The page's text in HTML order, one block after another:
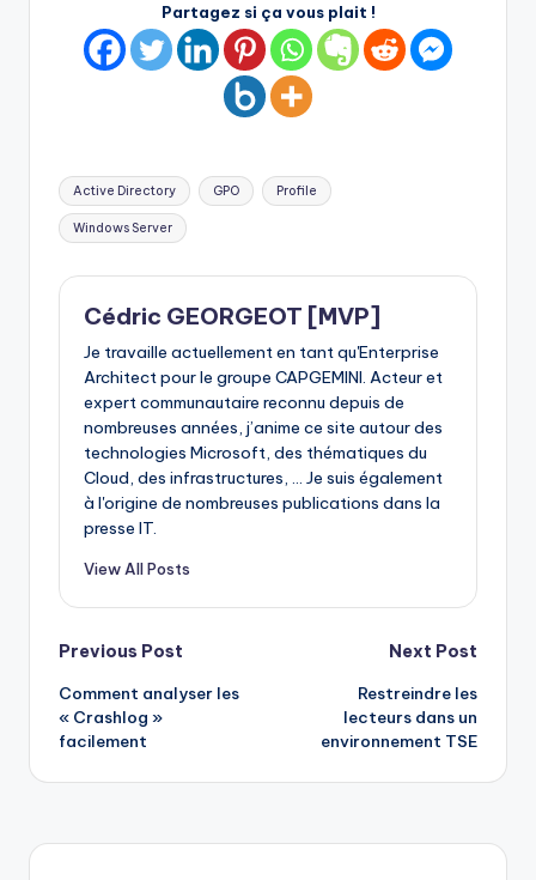
Partagez si ça vous plait !
Tags:
Active Directory GPO Profile
Windows Server
Cédric GEORGEOT [MVP]
Je travaille actuellement en tant qu'Enterprise
Architect pour le groupe CAPGEMINI. Acteur et
expert communautaire reconnu depuis de
nombreuses années, j’anime ce site autour des
technologies Microsoft, des thématiques du
Cloud, des infrastructures, ... Je suis également
à l'origine de nombreuses publications dans la
presse IT.
View All Posts
Post
navigation
Previous Post
Comment analyser les
« Crashlog »
facilement
Next Post
Restreindre les
lecteurs dans un
environnement TSE